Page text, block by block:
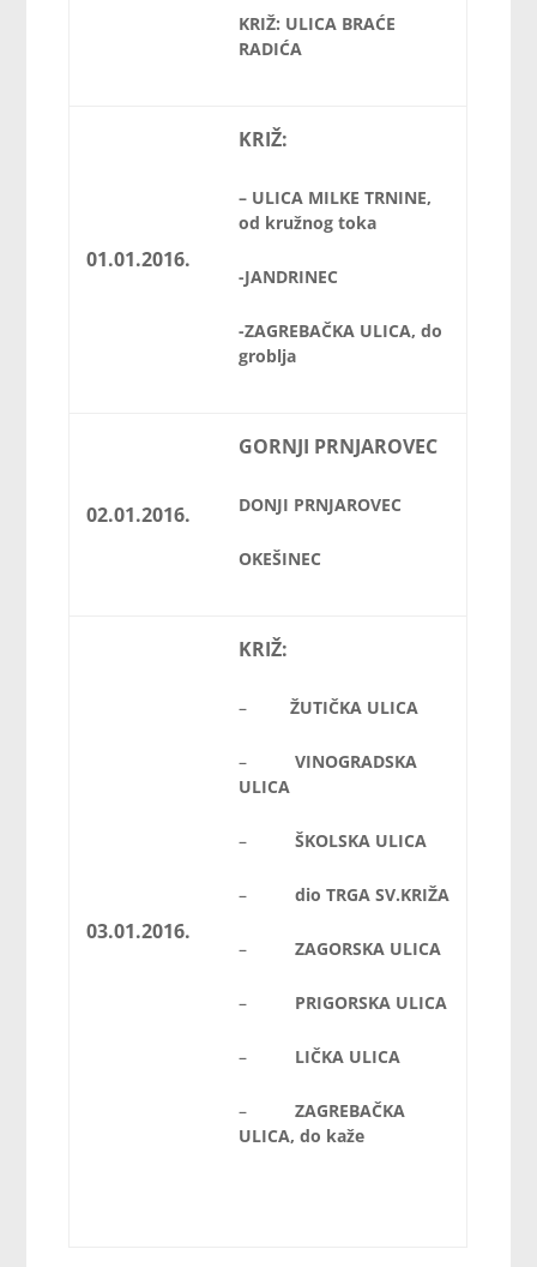
KRIŽ: ULICA BRAĆE
RADIĆA
01.01.2016.
KRIŽ:
– ULICA MILKE TRNINE,
od kružnog toka
-JANDRINEC
-ZAGREBAČKA ULICA, do
groblja
02.01.2016.
GORNJI PRNJAROVEC
DONJI PRNJAROVEC
OKEŠINEC
03.01.2016.
KRIŽ:
– ŽUTIČKA ULICA
– VINOGRADSKA
ULICA
– ŠKOLSKA ULICA
– dio TRGA SV.KRIŽA
– ZAGORSKA ULICA
– PRIGORSKA ULICA
– LIČKA ULICA
– ZAGREBAČKA
ULICA, do kaže